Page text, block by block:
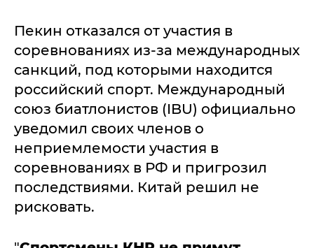
Пекин отказался от участия в
соревнованиях из-за международных
санкций, под которыми находится
российский спорт. Международный
союз биатлонистов (IBU) официально
уведомил своих членов о
неприемлемости участия в
соревнованиях в РФ и пригрозил
последствиями. Китай решил не
рисковать.